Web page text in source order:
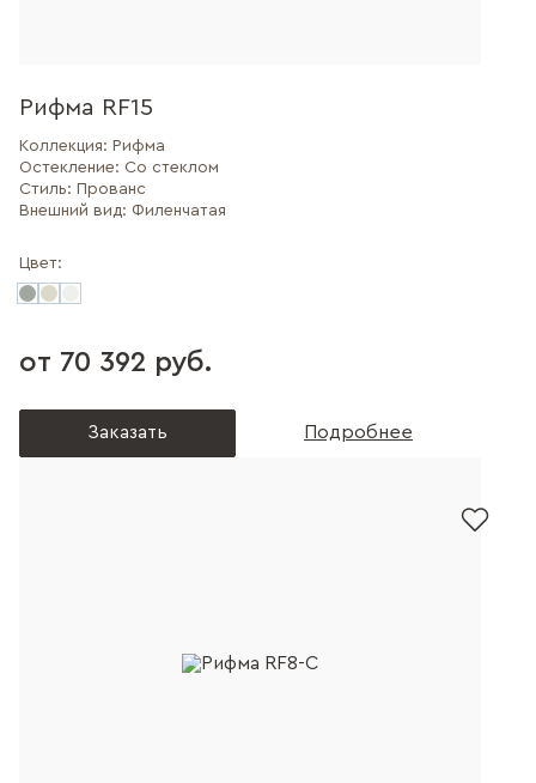
Рифма RF15
Коллекция: Рифма
Остекление: Со стеклом
Стиль: Прованс
Внешний вид: Филенчатая
Цвет:
от 70 392 руб.
Заказать Подробнее